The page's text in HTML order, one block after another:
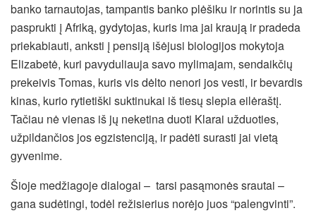
banko tarnautojas, tampantis banko plėšiku ir norintis su ja
pasprukti į Afriką, gydytojas, kuris ima jai kraują ir pradeda
priekabiauti, anksti į pensiją išėjusi biologijos mokytoja
Elizabetė, kuri pavyduliauja savo mylimajam, sendaikčių
prekeivis Tomas, kuris vis dėlto nenori jos vesti, ir bevardis
kinas, kurio rytietiški suktinukai iš tiesų slepia eilėraštį.
Tačiau nė vienas iš jų neketina duoti Klarai užduoties,
užpildančios jos egzistenciją, ir padėti surasti jai vietą
gyvenime.
Šioje medžiagoje dialogai – tarsi pasąmonės srautai –
gana sudėtingi, todėl režisierius norėjo juos “palengvinti”.